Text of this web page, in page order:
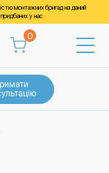
монтажних бригад на даний
у нас.
0